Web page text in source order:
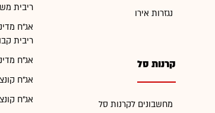
נגזרות אירו
קרנות סל
מחשבונים לקרנות סל
ריבית
אג"ח
ריבית
אג"ח
אג"ח
אג"ח